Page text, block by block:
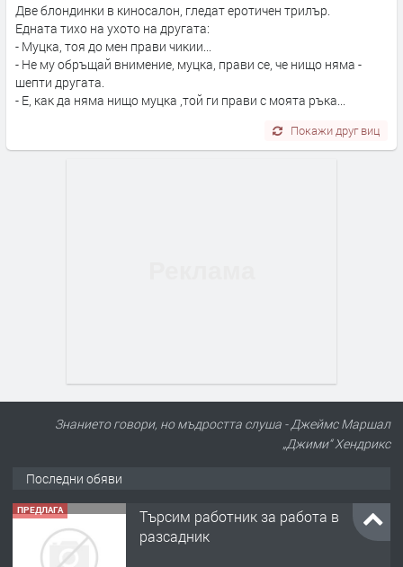
Две блондинки в киносалон, гледат еротичен трилър.
Едната тихо на ухото на другата:
- Муцка, тоя до мен прави чикии...
- Не му обръщай внимение, муцка, прави се, че нищо няма -
шепти другата.
- Е, как да няма нищо муцка ,той ги прави с моята ръка...
Покажи друг виц
Знанието говори, но мъдростта слуша - Джеймс Маршал
„Джими“ Хендрикс
Последни обяви
ПРЕДЛАГА 🌱 Работник в разсадник